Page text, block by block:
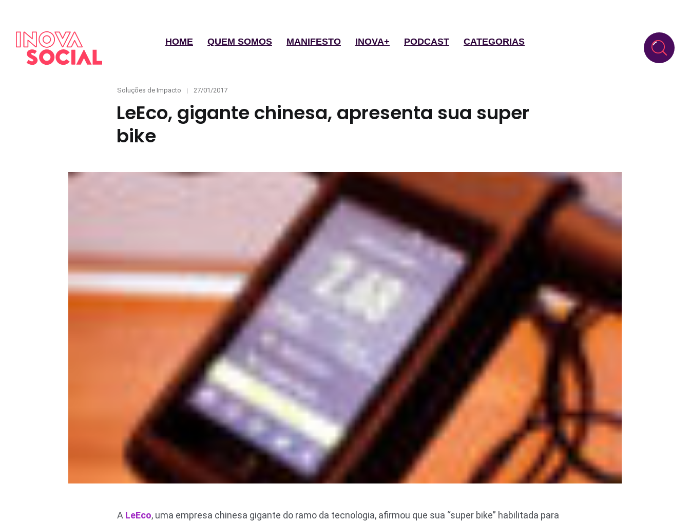
HOME QUEM SOMOS MANIFESTO INOVA+ PODCAST CATEGORIAS
Categories
Soluções de Impacto
Posted
27/01/2017
LeEco, gigante chinesa, apresenta sua super
bike
A LeEco, uma empresa chinesa gigante do ramo da tecnologia, afirmou que sua “super bike” habilitada para